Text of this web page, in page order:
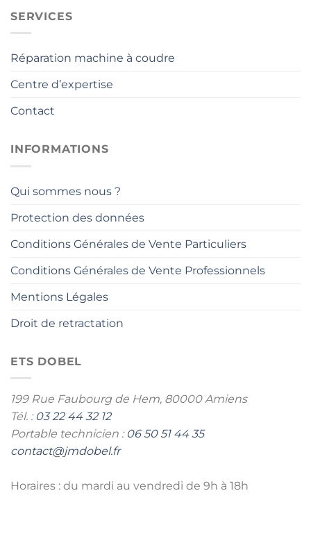
SERVICES
Réparation machine à coudre
Centre d’expertise
Contact
INFORMATIONS
Qui sommes nous ?
Protection des données
Conditions Générales de Vente Particuliers
Conditions Générales de Vente Professionnels
Mentions Légales
Droit de retractation
ETS DOBEL
199 Rue Faubourg de Hem, 80000 Amiens
Tél. : 03 22 44 32 12
Portable technicien : 06 50 51 44 35
contact@jmdobel.fr
Horaires : du mardi au vendredi de 9h à 18h